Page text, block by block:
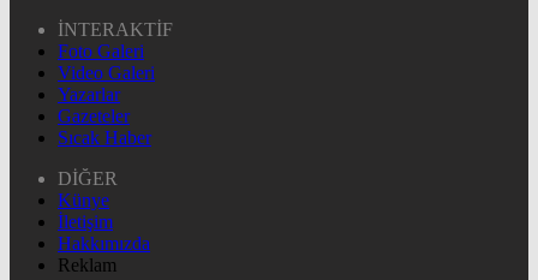
İNTERAKTİF
Foto Galeri
Video Galeri
Yazarlar
Gazeteler
Sıcak Haber
DİĞER
Künye
İletişim
Hakkımızda
Reklam